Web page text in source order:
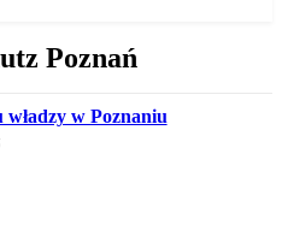
Poznań
władzy w Poznaniu